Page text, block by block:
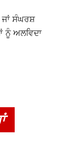
ਜਾਂ ਸੰਘਰਸ਼
ਨੂੰ ਅਲਵਿਦਾ